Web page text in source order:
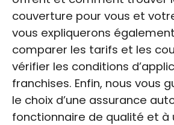
couverture pour vous et
vous expliquerons
comparer les tarifs et les
vérifier les conditions
franchises. Enfin, nous vous
le choix d’une assurance
fonctionnaire de qualité et à